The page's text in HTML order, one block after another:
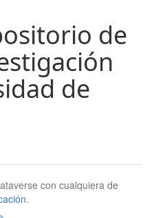
de
de
con cualquiera de
.